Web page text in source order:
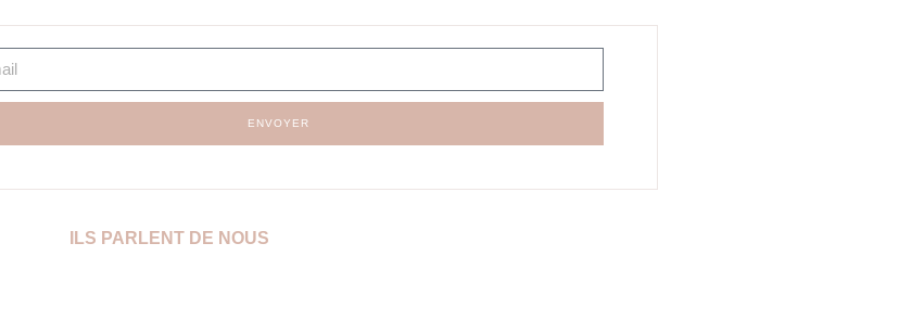
ENVOYER
ILS PARLENT DE NOUS